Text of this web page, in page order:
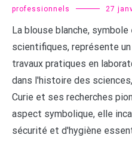
professionnels 27
La blouse blanche,
scientifiques, représente
travaux pratiques en
dans l'histoire des
Curie et ses recherches
aspect symbolique, elle
sécurité et d'hygiène